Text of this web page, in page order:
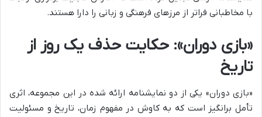
با مخاطبانی فراتر از مرزهای فرهنگی و زبانی را دارا هستند.
«بازی دوران»: حکایت حذف یک روز از
تاریخ
«بازی دوران» یکی از دو نمایشنامه ارائه شده در این مجموعه، اثری
تأمل برانگیز است که به کاوش در مفهوم زمان، تاریخ و مسئولیت